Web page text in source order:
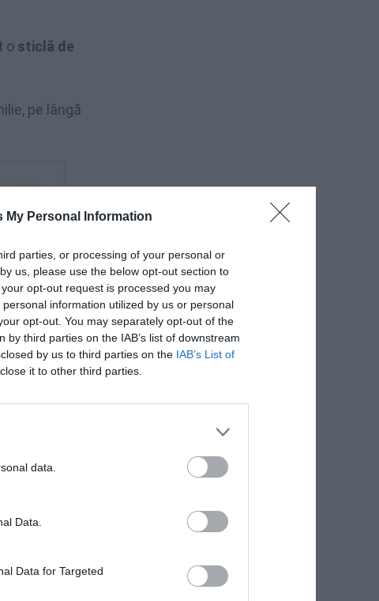
My Personal Information
parties, or processing of your personal or
us, please use the below opt-out section to
opt-out request is processed you may
information utilized by us or personal
opt-out. You may separately opt-out of the
third parties on the IAB’s list of downstream
by us to third parties on the IAB’s List of
it to other third parties.
data.
Data.
Data for Targeted
o sticlă de
pe lângă